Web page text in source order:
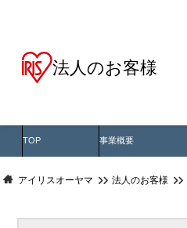
法人のお客様
TOP 事業概要
アイリスオーヤマ 法人のお客様